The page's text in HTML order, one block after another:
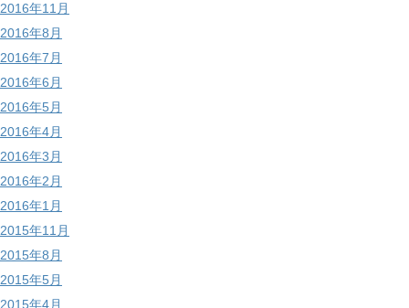
2016年11月
2016年8月
2016年7月
2016年6月
2016年5月
2016年4月
2016年3月
2016年2月
2016年1月
2015年11月
2015年8月
2015年5月
2015年4月